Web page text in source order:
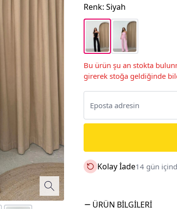
Renk: Siyah
Bu ürün şu an stokta
girerek stoğa geldiğinde
Kolay İade14 gün
ÜRÜN BILGILERI